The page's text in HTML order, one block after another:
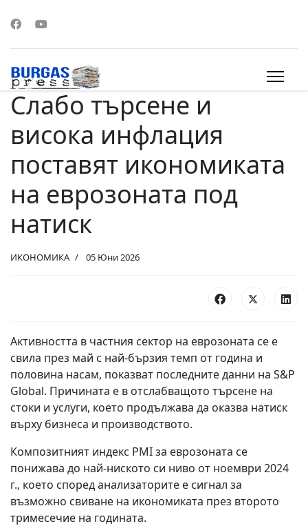
Слабо търсене и
висока инфлация
поставят икономиката
на еврозоната под
натиск
ИКОНОМИКА 05 Юни 2026
Активността в частния сектор на еврозоната се е
свила през май с най-бързия темп от година и
половина насам, показват последните данни на S&P
Global. Причината е в отслабващото търсене на
стоки и услуги, което продължава да оказва натиск
върху бизнеса и производството.
Композитният индекс PMI за еврозоната се
понижава до най-ниското си ниво от ноември 2024
г., което според анализаторите е сигнал за
възможно свиване на икономиката през второто
тримесечие на годината.